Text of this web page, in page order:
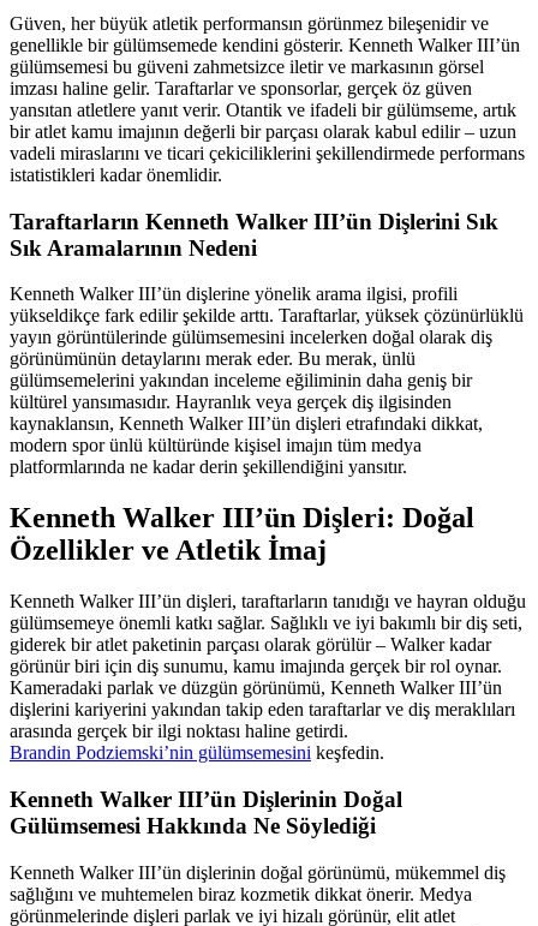
Güven, her büyük atletik performansın görünmez bileşenidir ve
genellikle bir gülümsemede kendini gösterir. Kenneth Walker III’ün
gülümsemesi bu güveni zahmetsizce iletir ve markasının görsel
imzası haline gelir. Taraftarlar ve sponsorlar, gerçek öz güven
yansıtan atletlere yanıt verir. Otantik ve ifadeli bir gülümseme, artık
bir atlet kamu imajının değerli bir parçası olarak kabul edilir – uzun
vadeli miraslarını ve ticari çekiciliklerini şekillendirmede performans
istatistikleri kadar önemlidir.
Taraftarların Kenneth Walker III’ün Dişlerini Sık
Sık Aramalarının Nedeni
Kenneth Walker III’ün dişlerine yönelik arama ilgisi, profili
yükseldikçe fark edilir şekilde arttı. Taraftarlar, yüksek çözünürlüklü
yayın görüntülerinde gülümsemesini incelerken doğal olarak diş
görünümünün detaylarını merak eder. Bu merak, ünlü
gülümsemelerini yakından inceleme eğiliminin daha geniş bir
kültürel yansımasıdır. Hayranlık veya gerçek diş ilgisinden
kaynaklansın, Kenneth Walker III’ün dişleri etrafındaki dikkat,
modern spor ünlü kültüründe kişisel imajın tüm medya
platformlarında ne kadar derin şekillendiğini yansıtır.
Kenneth Walker III’ün Dişleri: Doğal
Özellikler ve Atletik İmaj
Kenneth Walker III’ün dişleri, taraftarların tanıdığı ve hayran olduğu
gülümsemeye önemli katkı sağlar. Sağlıklı ve iyi bakımlı bir diş seti,
giderek bir atlet paketinin parçası olarak görülür – Walker kadar
görünür biri için diş sunumu, kamu imajında gerçek bir rol oynar.
Kameradaki parlak ve düzgün görünümü, Kenneth Walker III’ün
dişlerini kariyerini yakından takip eden taraftarlar ve diş meraklıları
arasında gerçek bir ilgi noktası haline getirdi.
Brandin Podziemski’nin gülümsemesini keşfedin.
Kenneth Walker III’ün Dişlerinin Doğal
Gülümsemesi Hakkında Ne Söylediği
Kenneth Walker III’ün dişlerinin doğal görünümü, mükemmel diş
sağlığını ve muhtemelen biraz kozmetik dikkat önerir. Medya
görünmelerinde dişleri parlak ve iyi hizalı görünür, elit atlet